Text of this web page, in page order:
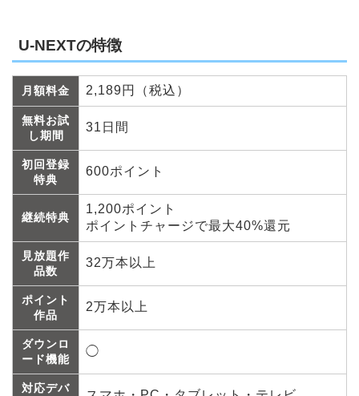
U-NEXTの特徴
月額料金 2,189円（税込）
無料お試
し期間
31日間
初回登録
特典
600ポイント
継続特典
1,200ポイント
ポイントチャージで最大40%還元
見放題作
品数
32万本以上
ポイント
作品
2万本以上
ダウンロ
ード機能
◯
対応デバ